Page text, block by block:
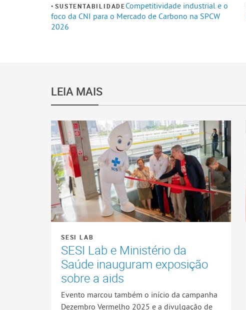
SUSTENTABILIDADECompetitividade industrial e o
foco da CNI para o Mercado de Carbono na SPCW
2026
LEIA MAIS
SESI LAB
SESI Lab e Ministério da
Saúde inauguram exposição
sobre a aids
Evento marcou também o início da campanha
Dezembro Vermelho 2025 e a divulgação de